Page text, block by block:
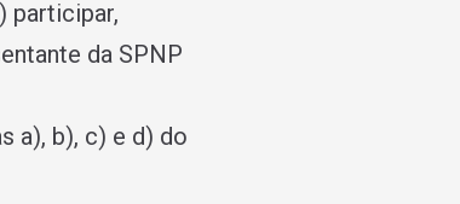
participar,
da SPNP
a), b), c) e d) do